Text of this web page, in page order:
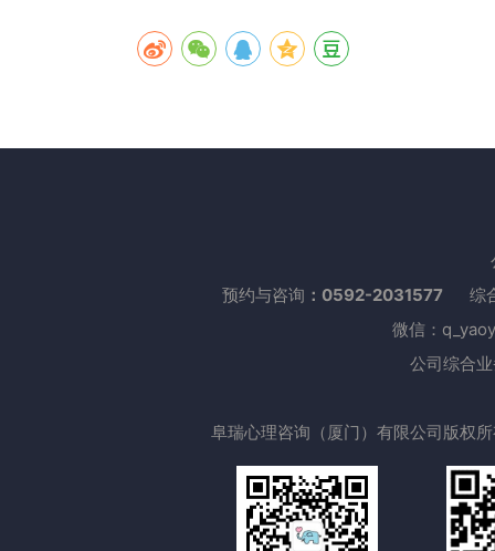
预约与咨询 ：0592-2031577 综
微信：
公司综合
阜瑞心理咨询（厦门）有限公司版